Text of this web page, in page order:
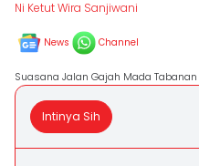
Ni Ketut Wira Sanjiwani
News Channel
Suasana Jalan Gajah Mada
Intinya Sih